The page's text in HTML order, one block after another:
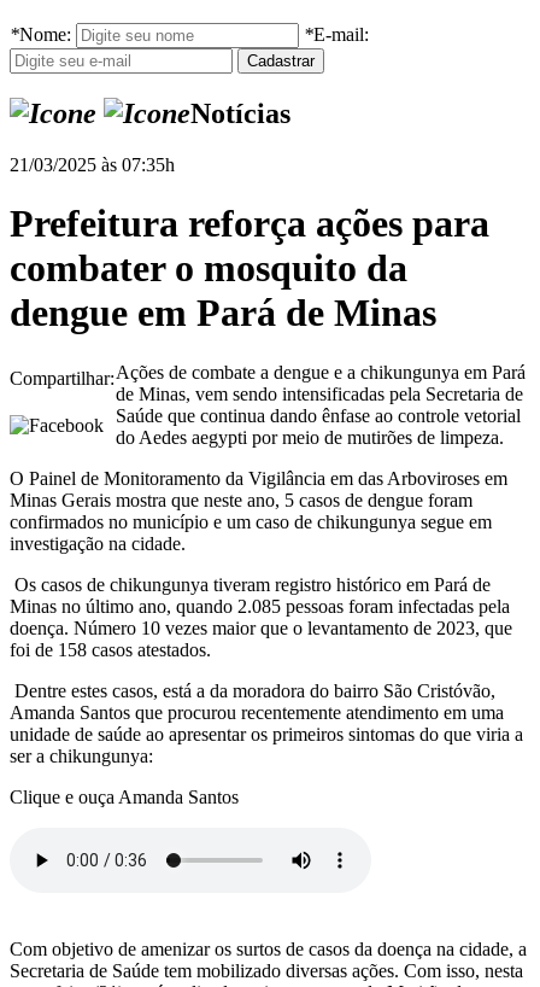
*Nome: *E-mail:
Notícias
21/03/2025 às 07:35h
Prefeitura reforça ações para
combater o mosquito da
dengue em Pará de Minas
Compartilhar:Ações de combate a dengue e a chikungunya em Pará
de Minas, vem sendo intensificadas pela Secretaria de
Saúde que continua dando ênfase ao controle vetorial
do Aedes aegypti por meio de mutirões de limpeza.
O Painel de Monitoramento da Vigilância em das Arboviroses em
Minas Gerais mostra que neste ano, 5 casos de dengue foram
confirmados no município e um caso de chikungunya segue em
investigação na cidade.
Os casos de chikungunya tiveram registro histórico em Pará de
Minas no último ano, quando 2.085 pessoas foram infectadas pela
doença. Número 10 vezes maior que o levantamento de 2023, que
foi de 158 casos atestados.
Dentre estes casos, está a da moradora do bairro São Cristóvão,
Amanda Santos que procurou recentemente atendimento em uma
unidade de saúde ao apresentar os primeiros sintomas do que viria a
ser a chikungunya:
Clique e ouça Amanda Santos
Com objetivo de amenizar os surtos de casos da doença na cidade, a
Secretaria de Saúde tem mobilizado diversas ações. Com isso, nesta